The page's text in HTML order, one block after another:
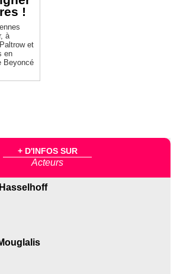
!
à
et
en
Beyoncé
+ D'INFOS SUR
Acteurs